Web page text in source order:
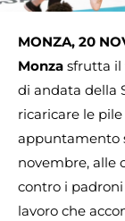
MONZA, 20
Monza sfrutta il
di andata della
ricaricare le
appuntamento
novembre, alle
contro i
lavoro che